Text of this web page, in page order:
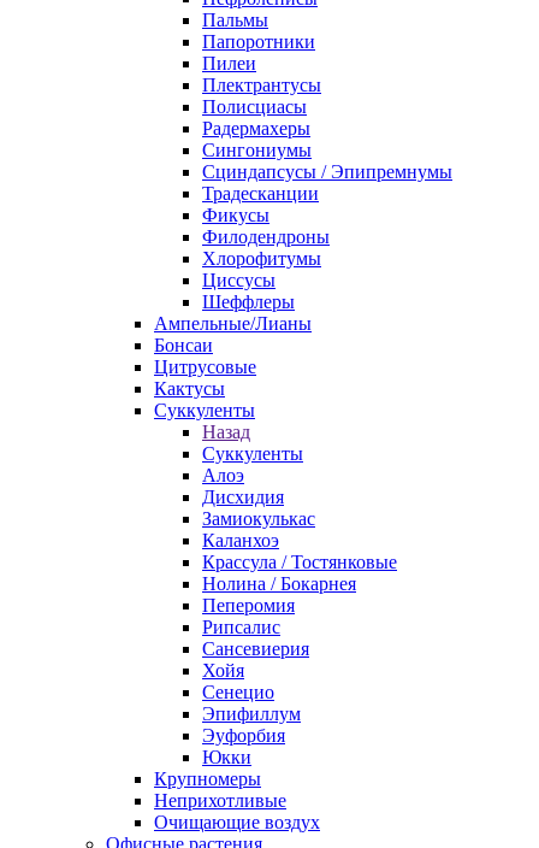
Пальмы
Папоротники
Пилеи
Плектрантусы
Полисциасы
Радермахеры
Сингониумы
Сциндапсусы / Эпипремнумы
Традесканции
Фикусы
Филодендроны
Хлорофитумы
Циссусы
Шеффлеры
Ампельные/Лианы
Бонсаи
Цитрусовые
Кактусы
Суккуленты
Назад
Суккуленты
Алоэ
Дисхидия
Замиокулькас
Каланхоэ
Крассула / Тостянковые
Нолина / Бокарнея
Пеперомия
Рипсалис
Сансевиерия
Хойя
Сенецио
Эпифиллум
Эуфорбия
Юкки
Крупномеры
Неприхотливые
Очищающие воздух
Офисные растения